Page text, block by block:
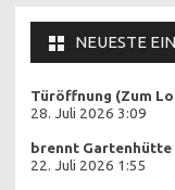
NEUESTE
Türöffnung (Zum
28. Juli 2026 3:09
brennt Gartenhütte
22. Juli 2026 1:55